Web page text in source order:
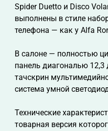
Spider Duetto и Disco
выполнены в стиле
телефона — как у Alfa
В салоне — полностью
панель диагональю
тачскрин
система умной
Технические
товарная версия